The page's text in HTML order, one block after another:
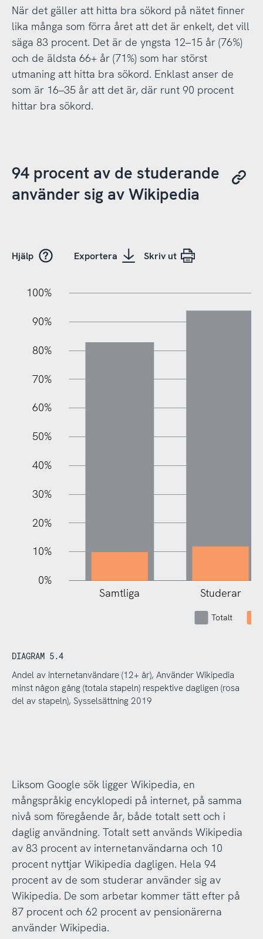
När det gäller att hitta bra sökord på nätet finner
lika många som förra året att det är enkelt, det vill
säga 83 procent. Det är de yngsta 12–15 år (76%)
och de äldsta 66+ år (71%) som har störst
utmaning att hitta bra sökord. Enklast anser de
som är 16–35 år att det är, där runt 90 procent
hittar bra sökord.
94 procent av de studerande
använder sig av Wikipedia
Hjälp Exportera Skriv ut
100%
0%
10%
20%
30%
40%
50%
60%
70%
80%
90%
100%
Samtliga Studerar
Totalt
DIAGRAM 5.4
Andel av internetanvändare (12+ år), Använder Wikipedia
minst någon gång (totala stapeln) respektive dagligen (rosa
del av stapeln), Sysselsättning 2019
Liksom Google sök ligger Wikipedia, en
mångspråkig encyklopedi på internet, på samma
nivå som föregående år, både totalt sett och i
daglig användning. Totalt sett används Wikipedia
av 83 procent av internetanvändarna och 10
procent nyttjar Wikipedia dagligen. Hela 94
procent av de som studerar använder sig av
Wikipedia. De som arbetar kommer tätt efter på
87 procent och 62 procent av pensionärerna
använder Wikipedia.